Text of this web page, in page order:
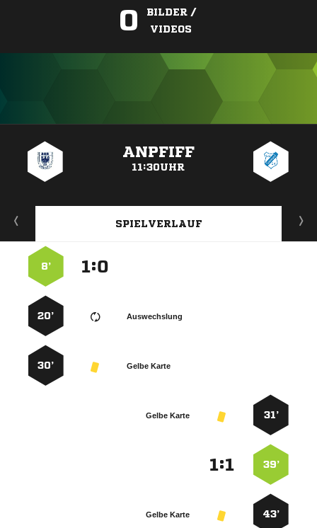
0
BILDER /
VIDEOS
ANPFIFF
11:30UHR
SPIELVERLAUF
:
8’
Auswechslung
20’
Gelbe Karte
30’
31’
Gelbe Karte
39’
:
43’
Gelbe Karte